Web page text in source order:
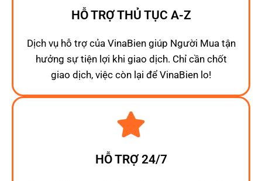
HỖ TRỢ THỦ TỤC A-Z
Dịch vụ hỗ trợ của VinaBien giúp Người Mua tận
hưởng sự tiện lợi khi giao dịch. Chỉ cần chốt
giao dịch, việc còn lại để VinaBien lo!
HỖ TRỢ 24/7